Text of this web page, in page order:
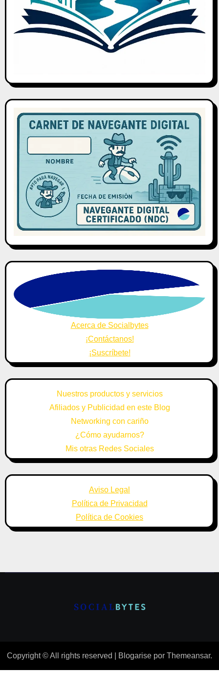
Acerca de Socialbytes
¡Contáctanos!
¡Suscríbete!
Nuestros productos y servicios
Afiliados y Publicidad en este Blog
Networking con cariño
¿Cómo ayudarnos?
Mis otras Redes Sociales
Aviso Legal
Política de Privacidad
Política de Cookies
Copyright © All rights reserved Blogarise por Themeansar.